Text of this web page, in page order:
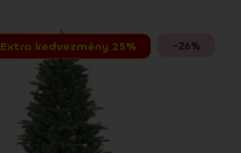
-26%
Extra kedvezmény 25%